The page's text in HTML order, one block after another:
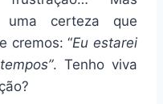
uma certeza que
cremos: “Eu estarei
. Tenho viva